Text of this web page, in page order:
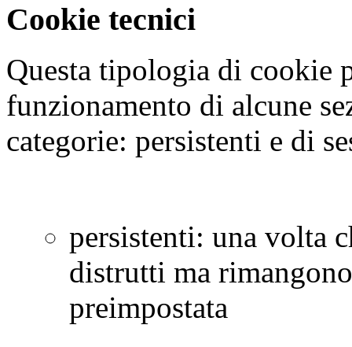
Cookie tecnici
Questa tipologia di cookie
funzionamento di alcune
categorie: persistenti e di
persistenti: una volta
distrutti ma
preimpostata